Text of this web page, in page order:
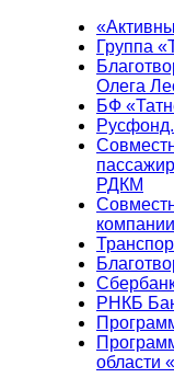
Группа
Олега
БФ
РДКМ
РНКБ
области